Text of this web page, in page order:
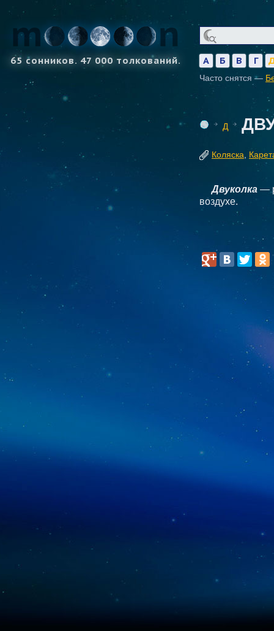
65 сонников. 47 000 толкований. А Б В Г
Часто снятся —
Д
Коляска
Двуколка —
воздухе.